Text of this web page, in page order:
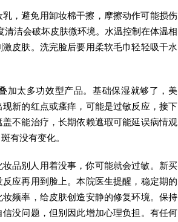
，避免用卸妆棉干擦，摩擦动作可能损伤
清洁会破坏皮肤微环境。水温控制在体温相
皮肤。洗完脸后要用柔软毛巾轻轻吸干水
加太多功效型产品。基础保湿就够了，美
新的红点或瘙痒，可能是过敏反应，接下
不能治疗，长期依赖遮瑕可能延误病情观
有没有变化。
品别人用着没事，你可能就会过敏。新买
应再用到脸上。本院医生提醒，稳定期的
频率，给皮肤创造安静的修复环境。保持
没问题，但别因此增加心理负担。有任何